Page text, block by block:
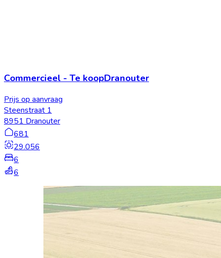
Commercieel - Te koopDranouter
Prijs op aanvraag
Steenstraat 1
8951 Dranouter
681
29.056
6
6